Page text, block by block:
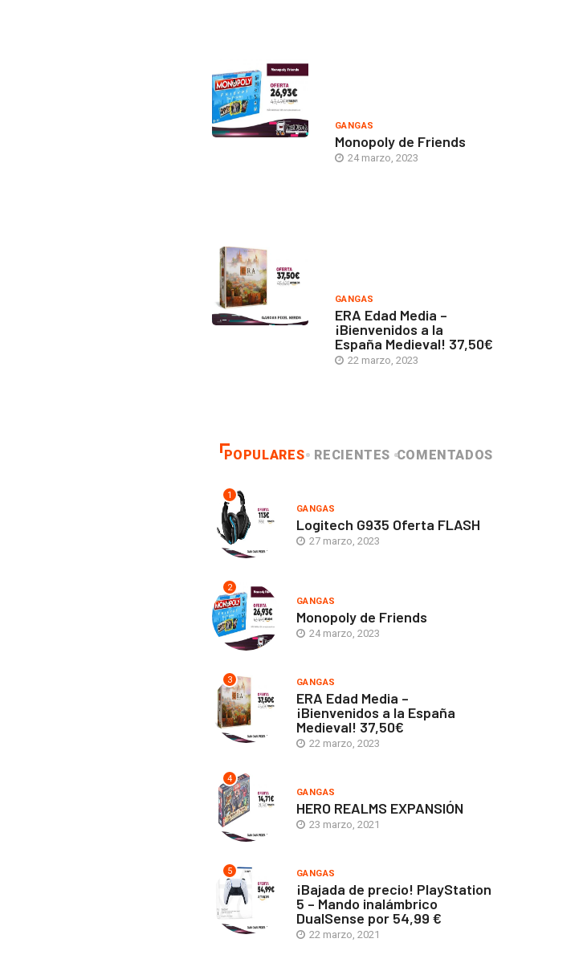
GANGAS
Monopoly de Friends
24 marzo, 2023
GANGAS
ERA Edad Media –
¡Bienvenidos a la
España Medieval! 37,50€
22 marzo, 2023
POPULARES RECIENTES COMENTADOS
1
GANGAS
Logitech G935 Oferta FLASH
27 marzo, 2023
2
GANGAS
Monopoly de Friends
24 marzo, 2023
3 GANGAS
ERA Edad Media –
¡Bienvenidos a la España
Medieval! 37,50€
22 marzo, 2023
4
GANGAS
HERO REALMS EXPANSIÓN
23 marzo, 2021
5 GANGAS
¡Bajada de precio! PlayStation
5 – Mando inalámbrico
DualSense por 54,99 €
22 marzo, 2021